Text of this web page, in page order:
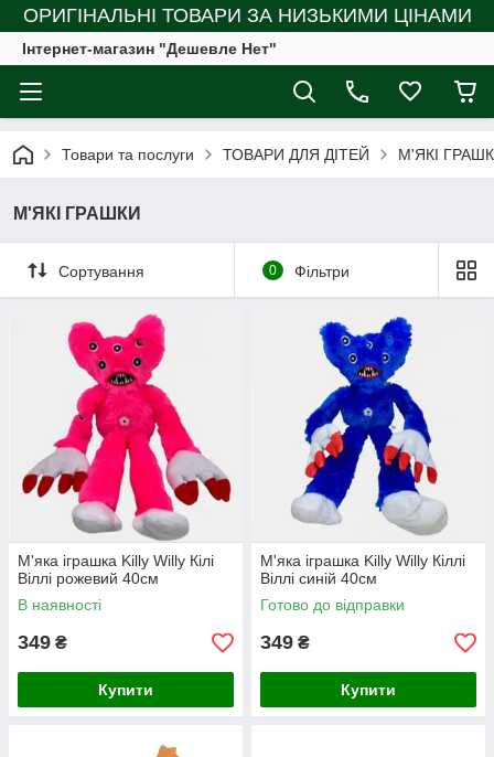
ОРИГІНАЛЬНІ ТОВАРИ ЗА НИЗЬКИМИ ЦІНАМИ
Інтернет-магазин "Дешевле Нет"
Товари та послуги ТОВАРИ ДЛЯ ДІТЕЙ М'ЯКІ
М'ЯКІ ГРАШКИ
Сортування 0 Фільтри
М'яка іграшка Killy Willy Кілі
Віллі рожевий 40см
В наявності
349 ₴
Купити
М'яка іграшка Killy Willy Кіллі
Віллі синій 40см
Готово до відправки
349 ₴
Купити